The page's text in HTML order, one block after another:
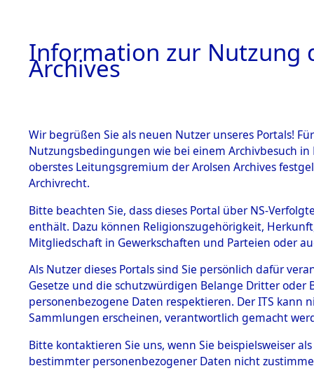
BESTÄNDE
1.
mente
5. Verschiedenes
5.3
Todesmärsche
5.3.1 Alliierte
Erhebungen
zu
Todesmärsch
auf dem
zur
Roding,
Information zur Nutzung
Archives
Wir begrüßen Sie als neuen Nutzer unseres Portals!
Nutzungsbedingungen wie bei einem Archivbesuch
oberstes Leitungsgremium der Arolsen Archives
Archivrecht.
Bitte beachten Sie, dass dieses Portal über NS-
enthält. Dazu können Religionszugehörigkeit,
Mitgliedschaft in Gewerkschaften und Parteien oder
Als Nutzer dieses Portals sind Sie persönlich dafür
Gesetze und die schutzwürdigen Belange Dritter
personenbezogene Daten respektieren. Der ITS
Sammlungen erscheinen, verantwortlich gemacht
Bitte kontaktieren Sie uns, wenn Sie beispielsweiser
bestimmter personenbezogener Daten nicht